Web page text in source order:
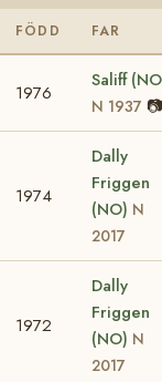
FÖDD FAR
1976
Saliff
N 1937 📷
1974
Dally
Friggen
(NO) N
2017
1972
Dally
Friggen
(NO) N
2017